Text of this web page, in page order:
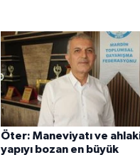
Öter: Maneviyatı ve
yapıyı bozan en büyük